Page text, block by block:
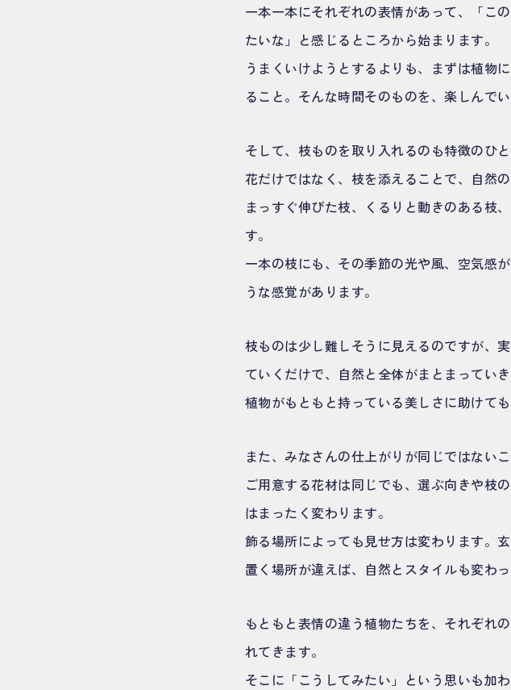
一本一本にそれぞれの表情があって、「こ
たいな」と感じるところから始まります。
うまくいけようとするよりも、まずは植物
ること。そんな時間そのものを、楽しんで
そして、枝ものを取り入れるのも特徴のひと
花だけではなく、枝を添えることで、自然
まっすぐ伸びた枝、くるりと動きのある枝
す。
一本の枝にも、その季節の光や風、空気感
うな感覚があります。
枝ものは少し難しそうに見えるのですが、
ていくだけで、自然と全体がまとまっていき
植物がもともと持っている美しさに助けて
また、みなさんの仕上がりが同じではない
ご用意する花材は同じでも、選ぶ向きや枝
はまったく変わります。
飾る場所によっても見せ方は変わります。
置く場所が違えば、自然とスタイルも変わっ
もともと表情の違う植物たちを、それぞれ
れてきます。
そこに「こうしてみたい」という思いも加